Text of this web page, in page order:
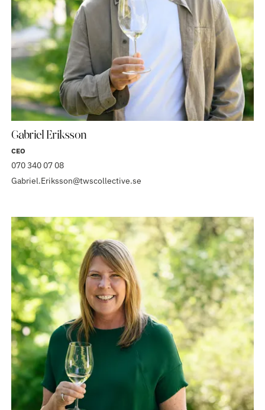
Gabriel Eriksson
CEO
070 340 07 08
Gabriel.Eriksson@twscollective.se